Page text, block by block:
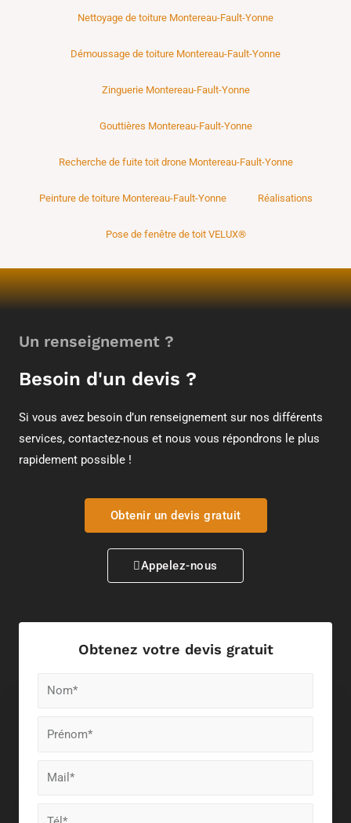
Nettoyage de toiture Montereau-Fault-Yonne
Démoussage de toiture Montereau-Fault-Yonne
Zinguerie Montereau-Fault-Yonne
Gouttières Montereau-Fault-Yonne
Recherche de fuite toit drone Montereau-Fault-Yonne
Peinture de toiture Montereau-Fault-Yonne Réalisations
Pose de fenêtre de toit VELUX®
Un renseignement ?
Besoin d'un devis ?
Si vous avez besoin d’un renseignement sur nos différents
services, contactez-nous et nous vous répondrons le plus
rapidement possible !
Obtenir un devis gratuit
Appelez-nous
Obtenez votre devis gratuit